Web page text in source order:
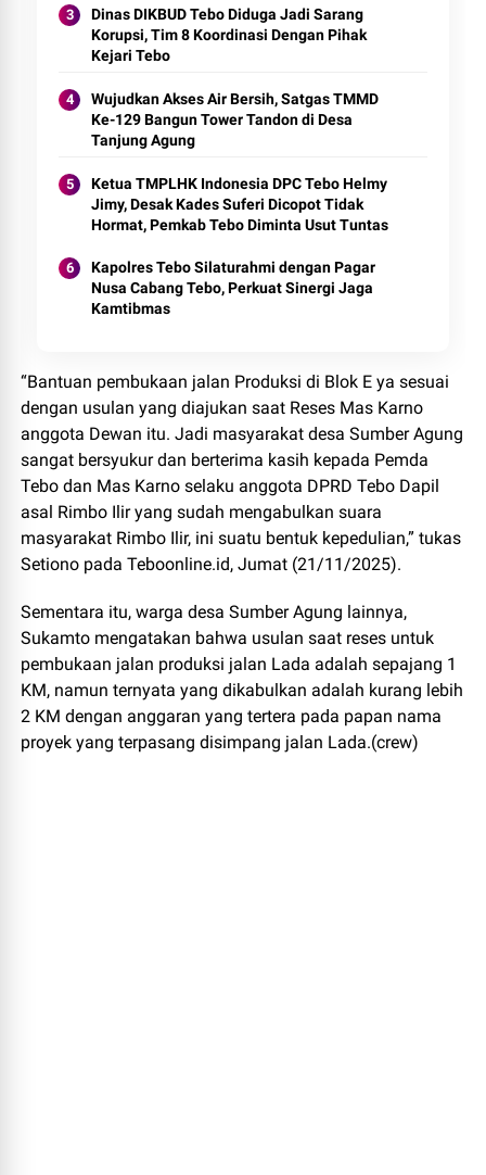
Dinas DIKBUD Tebo Diduga Jadi Sarang
Korupsi, Tim 8 Koordinasi Dengan Pihak
Kejari Tebo
Wujudkan Akses Air Bersih, Satgas TMMD
Ke-129 Bangun Tower Tandon di Desa
Tanjung Agung
Ketua TMPLHK Indonesia DPC Tebo Helmy
Jimy, Desak Kades Suferi Dicopot Tidak
Hormat, Pemkab Tebo Diminta Usut Tuntas
Kapolres Tebo Silaturahmi dengan Pagar
Nusa Cabang Tebo, Perkuat Sinergi Jaga
Kamtibmas
“Bantuan pembukaan jalan Produksi di Blok E ya sesuai
dengan usulan yang diajukan saat Reses Mas Karno
anggota Dewan itu. Jadi masyarakat desa Sumber Agung
sangat bersyukur dan berterima kasih kepada Pemda
Tebo dan Mas Karno selaku anggota DPRD Tebo Dapil
asal Rimbo Ilir yang sudah mengabulkan suara
masyarakat Rimbo Ilir, ini suatu bentuk kepedulian,” tukas
Setiono pada Teboonline.id, Jumat (21/11/2025).
Sementara itu, warga desa Sumber Agung lainnya,
Sukamto mengatakan bahwa usulan saat reses untuk
pembukaan jalan produksi jalan Lada adalah sepajang 1
KM, namun ternyata yang dikabulkan adalah kurang lebih
2 KM dengan anggaran yang tertera pada papan nama
proyek yang terpasang disimpang jalan Lada.(crew)